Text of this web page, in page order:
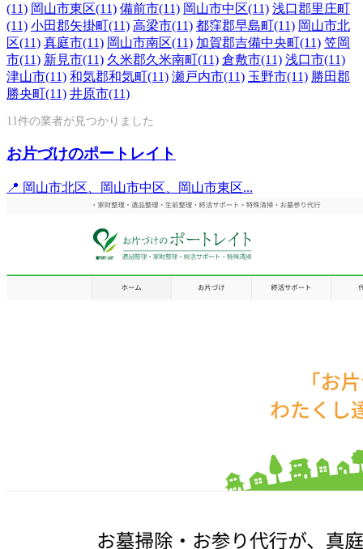
(11) 岡山市東区(11) 備前市(11) 岡山市中区(11) 浅口郡里庄町
(11) 小田郡矢掛町(11) 高梁市(11) 都窪郡早島町(11) 岡山市北
区(11) 真庭市(11) 岡山市南区(11) 加賀郡吉備中央町(11) 笠岡
市(11) 新見市(11) 久米郡久米南町(11) 倉敷市(11) 浅口市(11)
津山市(11) 和気郡和気町(11) 瀬戸内市(11) 玉野市(11) 勝田郡
勝央町(11) 井原市(11)
11件の業者が見つかりました
お片づけのポートレイト
📍 岡山市北区、岡山市中区、岡山市東区...